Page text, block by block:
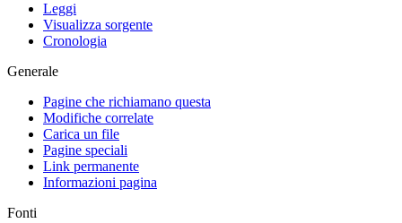
Leggi
Visualizza sorgente
Cronologia
Generale
Pagine che richiamano questa
Modifiche correlate
Carica un file
Pagine speciali
Link permanente
Informazioni pagina
Fonti